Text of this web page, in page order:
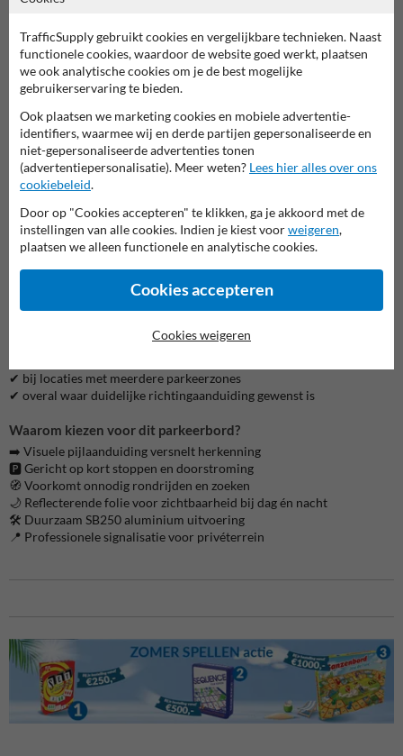
snel én intuïtief de juiste plek weten te vinden. Dit bord combineert
een duidelijke Kiss + Ride-aanduiding met een richtingpijl, zodat
chauffeurs zonder zoeken geleid worden naar de aangewezen
stopzone.
Dit bord combineert:
✅ een herkenbare Kiss + Ride-tekst
✅ een opvallende richtingpijl
✅ een leesbare lay-out voor snelle herkenning
— waardoor bestuurders direct zien waar ze moeten stoppen om
iemand af te zetten of op te halen. Dat bespaart tijd, voorkomt
wachtrijen en draagt bij aan een veilige flow rond drukke zones.
Wanneer is dit bord ideaal?
✔ bij Kiss & Ride-zones die niet direct vanaf de ingang zichtbaar zijn
✔ bij scholen met druk ochtend- en middag-verkeer
✔ bij locaties met meerdere parkeerzones
✔ overal waar duidelijke richtingaanduiding gewenst is
Waarom kiezen voor dit parkeerbord?
➡️ Visuele pijlaanduiding versnelt herkenning
🅿️ Gericht op kort stoppen en doorstroming
🧭 Voorkomt onnodig rondrijden en zoeken
🌙 Reflecterende folie voor zichtbaarheid bij dag én nacht
🛠️ Duurzaam SB250 aluminium uitvoering
📍 Professionele signalisatie voor privéterrein
TrafficSupply gebruikt cookies en vergelijkbare technieken. Naast
functionele cookies, waardoor de website goed werkt, plaatsen
we ook analytische cookies om je de best mogelijke
gebruikerservaring te bieden.
Ook plaatsen we marketing cookies en mobiele advertentie-
identifiers, waarmee wij en derde partijen gepersonaliseerde en
niet-gepersonaliseerde advertenties tonen
(advertentiepersonalisatie). Meer weten? Lees hier alles over ons
cookiebeleid.
Door op "Cookies accepteren" te klikken, ga je akkoord met de
instellingen van alle cookies. Indien je kiest voorweigeren,
plaatsen we alleen functionele en analytische cookies.
Cookies accepteren
Cookies weigeren